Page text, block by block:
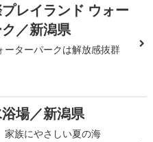
レイランド ウォー
／新潟県
ーターパークは解放感抜群
場／新潟県
家族にやさしい夏の海